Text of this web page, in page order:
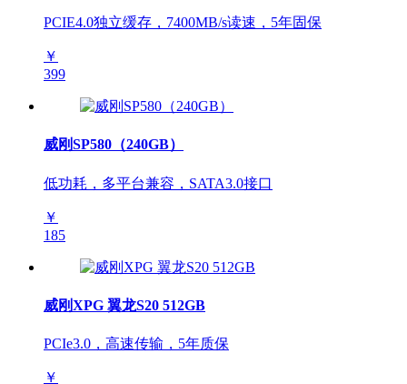
PCIE4.0独立缓存，7400MB/s读速，5年固保
￥
399
威刚SP580（240GB）
低功耗，多平台兼容，SATA3.0接口
￥
185
威刚XPG 翼龙S20 512GB
PCIe3.0，高速传输，5年质保
￥